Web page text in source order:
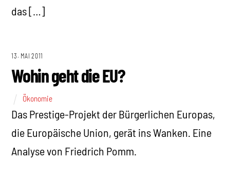
das […]
13. MAI 2011
Wohin geht die EU?
Ökonomie
Das Prestige-Projekt der Bürgerlichen Europas,
die Europäische Union, gerät ins Wanken. Eine
Analyse von Friedrich Pomm.